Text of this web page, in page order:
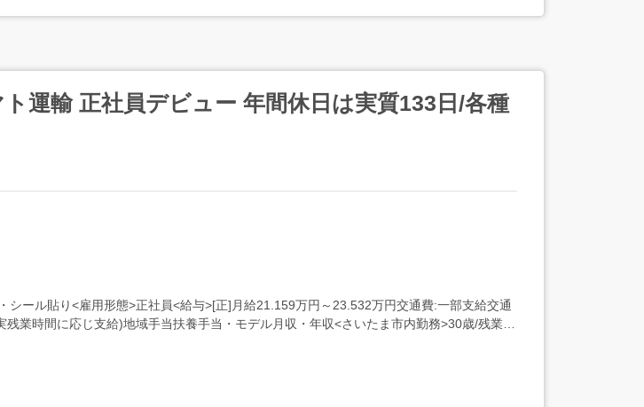
運輸 正社員デビュー 年間休日は実質133日/各種
シール貼り<雇用形態>正社員<給与>[正]月給21.159万円～23.532万円交通費:一部支給交通
業時間に応じ支給)地域手当扶養手当・モデル月収・年収<さいたま市内勤務>30歳/残業